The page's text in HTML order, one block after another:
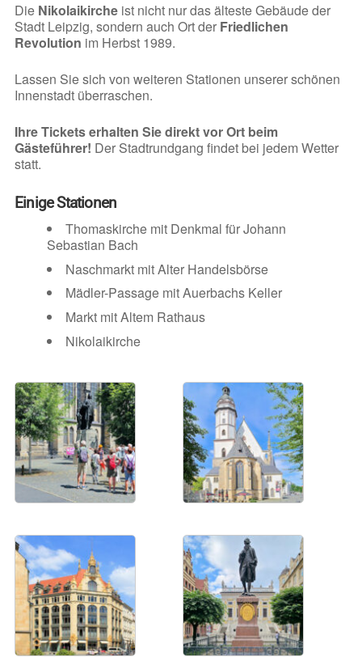
Die Nikolaikircheist nicht nur das älteste Gebäude der
Stadt Leipzig, sondern auch Ort der Friedlichen
Revolution im Herbst 1989.
Lassen Sie sich von weiteren Stationen unserer schönen
Innenstadt überraschen.
Ihre Tickets erhalten Sie direkt vor Ort beim
Gästeführer! Der Stadtrundgang findet bei jedem Wetter
statt.
Einige Stationen
Thomaskirche mit Denkmal für Johann
Sebastian Bach
Naschmarkt mit Alter Handelsbörse
Mädler-Passage mit Auerbachs Keller
Markt mit Altem Rathaus
Nikolaikirche